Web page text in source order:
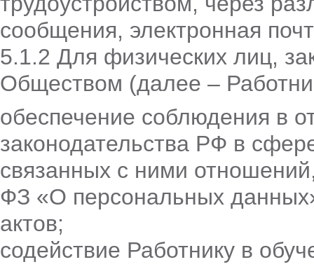
сообщения, электронная
5.1.2 Для физических лиц,
Обществом (далее –
обеспечение соблюдения в
законодательства РФ в
связанных с ними
ФЗ «О персональных
актов;
содействие Работнику в